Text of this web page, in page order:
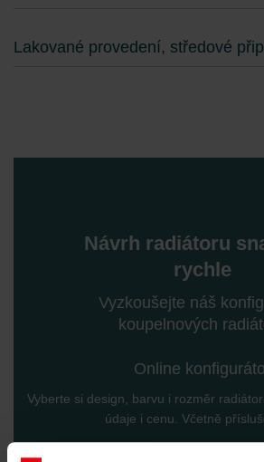
Lakované provedení, středové
Návrh radiátoru
rychle
Vyzkoušejte náš
koupelnových
Online
Vyberte si design, barvu i rozměr
údaje i cenu. Včetně